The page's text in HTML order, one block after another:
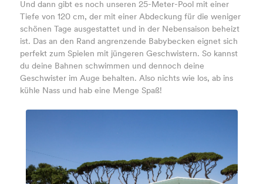
Und dann gibt es noch unseren 25-Meter-Pool mit einer
Tiefe von 120 cm, der mit einer Abdeckung für die weniger
schönen Tage ausgestattet und in der Nebensaison beheizt
ist. Das an den Rand angrenzende Babybecken eignet sich
perfekt zum Spielen mit jüngeren Geschwistern. So kannst
du deine Bahnen schwimmen und dennoch deine
Geschwister im Auge behalten. Also nichts wie los, ab ins
kühle Nass und hab eine Menge Spaß!